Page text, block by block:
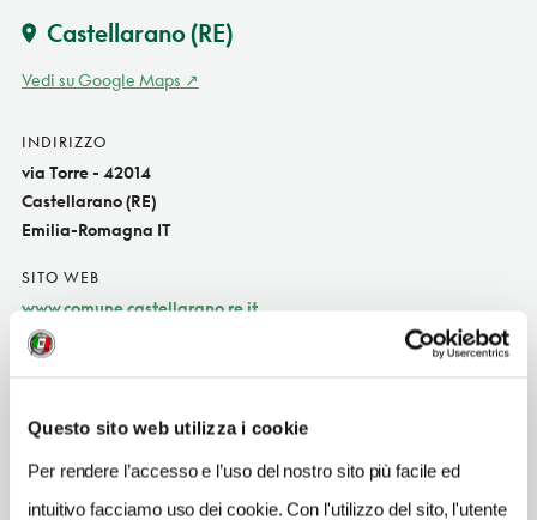
Questo sito web utilizza i cookie
Per rendere l’accesso e l’uso del nostro sito più facile ed
intuitivo facciamo uso dei cookie. Con l'utilizzo del sito, l'utente
Castellarano(RE)
Vedi su Google Maps
INDIRIZZO
via Torre - 42014
Castellarano (RE)
Emilia-Romagna IT
SITO WEB
www.comune.castellarano.re.it
INDIRIZZO EMAIL
TELEFONO
0536850114
ORARI DI APERTURA